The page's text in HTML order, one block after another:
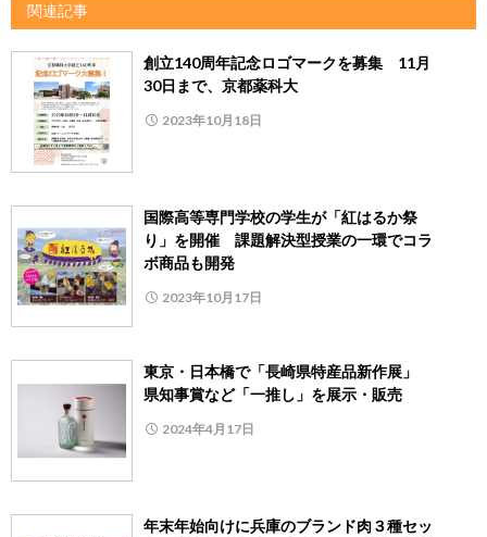
関連記事
創立140周年記念ロゴマークを募集 11月
30日まで、京都薬科大
2023年10月18日
国際高等専門学校の学生が「紅はるか祭
り」を開催 課題解決型授業の一環でコラ
ボ商品も開発
2023年10月17日
東京・日本橋で「長崎県特産品新作展」
県知事賞など「一推し」を展示・販売
2024年4月17日
年末年始向けに兵庫のブランド肉３種セッ